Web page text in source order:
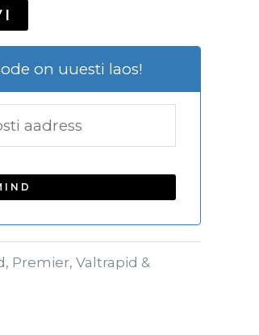
on uuesti laos!
, Premier, Valtrapid &